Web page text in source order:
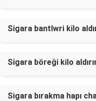
Sigara bantlwri kilo
Sigara böreği kilo
Sigara bırakma hapı